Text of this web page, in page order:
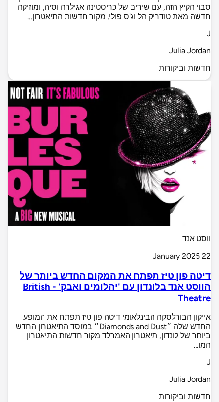
סבוי הקיץ הזה, עם שירים של כריסטינה אגילרה וסיה, ומוזיקה
חדשה מאת טודריק הל וג'ס פולי. מקור חדשות התיאטרון…
J
Julia Jordan
חדשות וביקורות
ווסט אנד
22 January 2025
דיטה פון טיז תפתח את המקום החדש ביותר של
הווסט אנד בלונדון עם 'יהלומים ואבק' - British
Theatre
אייקון הבורלסקה הבינלאומי דיטה פון טיז תפתח את המופע
החדש שלה ״Diamonds and Dust״ במוסד התיאטרון החדש
ביותר של לונדון, תיאטרון האמרלד מקור חדשות התיאטרון
המו…
J
Julia Jordan
חדשות וביקורות